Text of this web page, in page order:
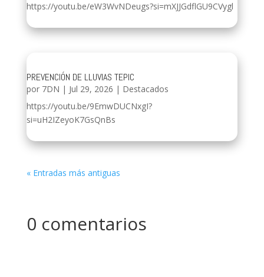
https://youtu.be/eW3WvNDeugs?si=mXJJGdflGU9CVygl
PREVENCIÓN DE LLUVIAS TEPIC
por 7DN | Jul 29, 2026 | Destacados
https://youtu.be/9EmwDUCNxgI?
si=uH2IZeyoK7GsQnBs
« Entradas más antiguas
0 comentarios